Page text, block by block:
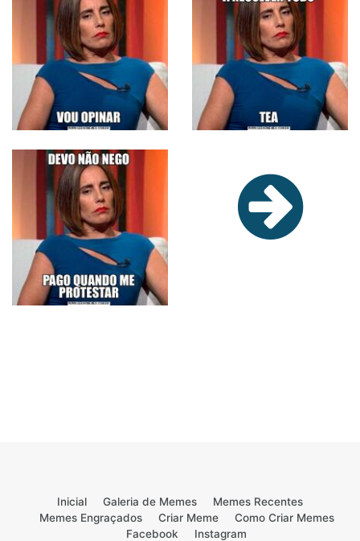
Inicial Galeria de Memes
Memes Recentes
Memes Engraçados
Criar Meme
Como Criar Memes
Facebook
Instagram